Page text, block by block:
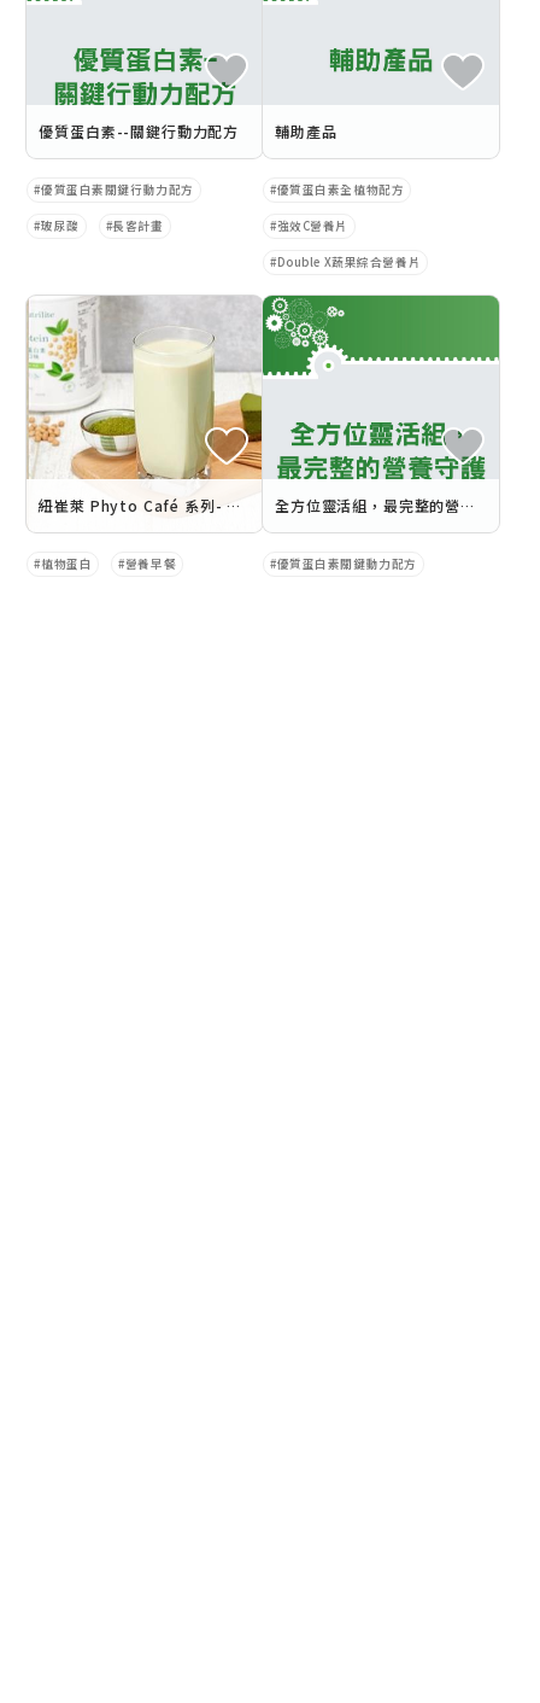
優質蛋白素--關鍵行動力配方
優質蛋白素關鍵行動力配方
玻尿酸 長客計畫
輔助產品
優質蛋白素全植物配方
強效C營養片
Double X蔬果綜合營養片
紐崔萊 Phyto Café 系列- 優蛋白豆乳 2024年1月3日暖心上線
植物蛋白 營養早餐
全方位靈活組，最完整的營養守護
優質蛋白素關鍵動力配方